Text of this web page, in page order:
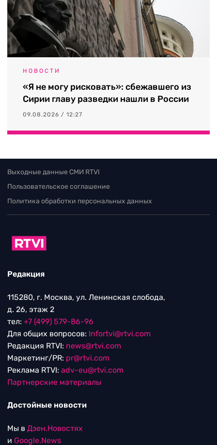
НОВОСТИ
«Я не могу рисковать»: сбежавшего из
Сирии главу разведки нашли в России
09.08.2026 / 12:27
Выходные данные СМИ RTVI
Пользовательское соглашение
Политика обработки персональных данных
Редакция
115280, г. Москва, ул. Ленинская слобода,
д. 26, этаж 2
тел: +7 (499) 579-86-96
Для общих вопросов: Infortvi@rtvi.com
Редакция RTVI: news@rtvi.com
Маркетинг/PR: pr@rtvi.com
Реклама RTVI: adv-eu@rtvi.com
Партнерские материалы
Достойные новости
Мы в Дзен.Новостях
и Google.News